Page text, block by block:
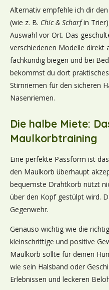
Alternativ empfehle ich dir
(wie z. B. Chic & Scharfin
Auswahl vor Ort. Das
verschiedenen Modelle direkt
fachkundig biegen und bei
bekommst du dort
Stirnriemen für den sicheren
Nasenriemen.
Die halbe Miete:
Maulkorbtraining
Eine perfekte Passform ist
den Maulkorb überhaupt
bequemste Drahtkorb nützt
über den Kopf gestülpt wird.
Gegenwehr.
Genauso wichtig wie die
kleinschrittige und positive
Maulkorb sollte für deinen
wie sein Halsband oder
Erlebnissen und leckeren